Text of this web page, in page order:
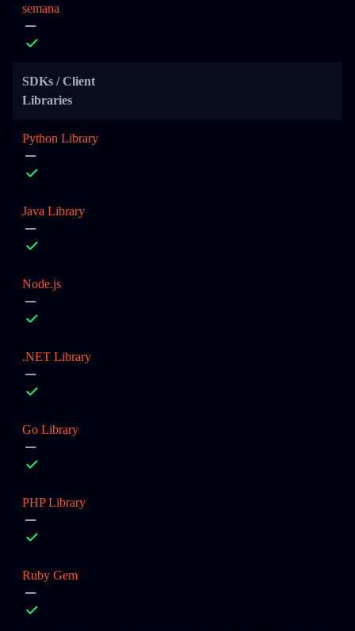
semana
SDKs / Client
Libraries
Python Library
Java Library
Node.js
.NET Library
Go Library
PHP Library
Ruby Gem